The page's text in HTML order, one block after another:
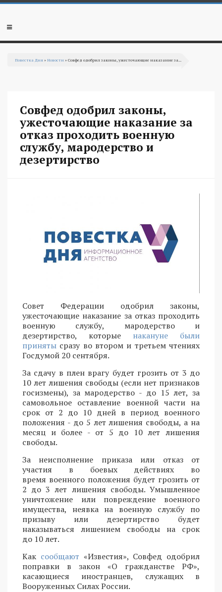
Перейти к основному содержанию
Мобильное
Повестка Дня »Новости » Совфед одобрил законы, ужесточающие наказание за...
Совфед одобрил законы,
ужесточающие наказание за
отказ проходить военную
службу, мародерство и
дезертирство
Совет Федерации одобрил законы,
ужесточающие наказание за отказ проходить
военную службу, мародерство и
дезертирство, которые накануне были
приняты сразу во втором и третьем чтениях
Госдумой 20 сентября.
За сдачу в плен врагу будет грозить от 3 до
10 лет лишения свободы (если нет признаков
госизмены), за мародерство - до 15 лет, за
самовольное оставление военной части на
срок от 2 до 10 дней в период военного
положения - до 5 лет лишения свободы, а на
месяц и более - от 5 до 10 лет лишения
свободы.
За неисполнение приказа или отказ от
участия в боевых действиях во
время военного положения будет грозить от
2 до 3 лет лишения свободы. Умышленное
уничтожение или повреждение военного
имущества, неявка на военную службу по
призыву или дезертирство будет
наказываться лишением свободы на срок
до 10 лет.
Как сообщают «Известия», Совфед одобрил
поправки в закон «О гражданстве РФ»,
касающиеся иностранцев, служащих в
Вооруженных Силах России.